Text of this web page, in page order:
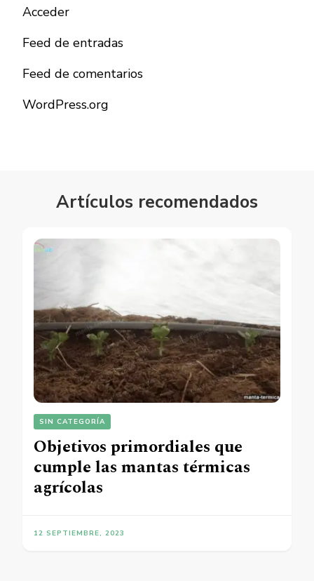
Acceder
Feed de entradas
Feed de comentarios
WordPress.org
Artículos recomendados
SIN CATEGORÍA
Objetivos primordiales que
cumple las mantas térmicas
agrícolas
12 SEPTIEMBRE, 2023